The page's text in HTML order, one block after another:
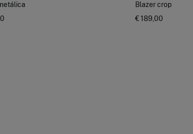
Blazer crop
€ 189,00